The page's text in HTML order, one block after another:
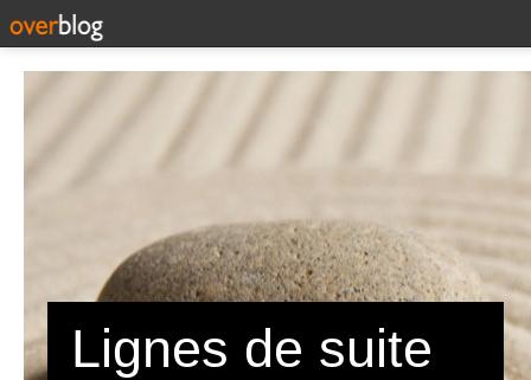
Lignes de suite